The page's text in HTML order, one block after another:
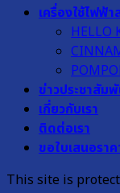
เครื่องใช้ไฟฟ้
HELLO
ข่าวประชาสัม
เกี่ยวกับเรา
ติดต่อเรา
ขอใบเสนอราค
This site is